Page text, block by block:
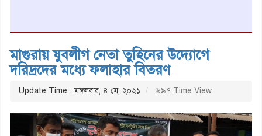
মাগুরায় যুবলীগ নেতা তুহিনের উদ্যোগে
দরিদ্রদের মধ্যে ফলাহার বিতরণ
Update Time : মঙ্গলবার, ৪ মে, ২০২১ ৬৯৭ Time View